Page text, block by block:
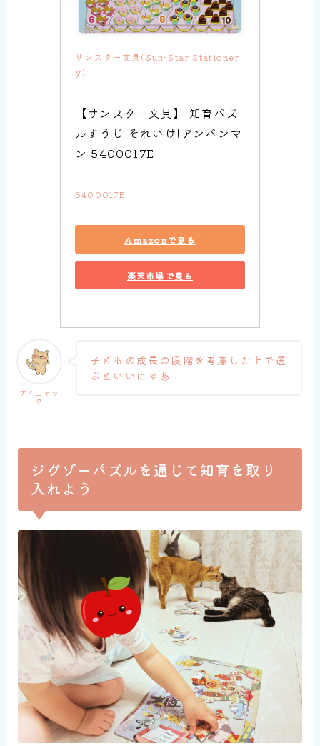
サンスター文具(Sun-Star Stationer
y)
【サンスター文具】 知育パズ
ルすうじ それいけ!アンパンマ
ン 5400017E
5400017E
Amazonで見る
楽天市場で見る
アイニャッ
ク
子どもの成長の段階を考慮した上で選
ぶといいにゃあ！
ジグゾーパズルを通じて知育を取り
入れよう